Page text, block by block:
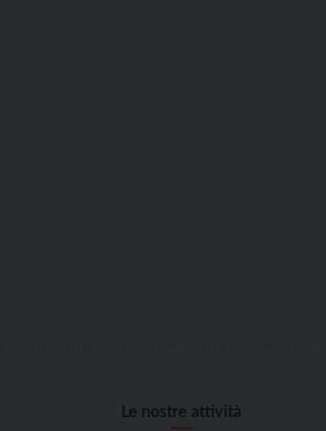
Le nostre attività